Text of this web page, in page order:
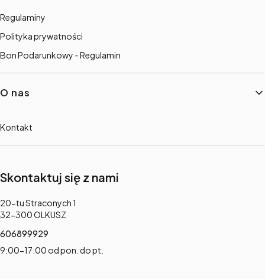
Regulaminy
Polityka prywatności
Bon Podarunkowy - Regulamin
O nas
Kontakt
Skontaktuj się z nami
Adres:
20-tu Straconych 1
32-300 OLKUSZ
606899929
9:00-17:00 od pon. do pt.